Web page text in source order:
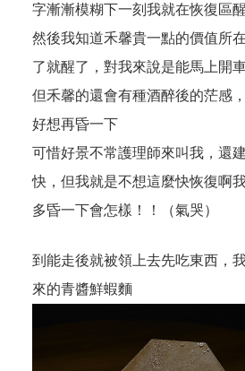
字漸漸模糊下一刻我就在恢復區
然後我知道禾馨貴一點的價值所
了就醒了，對我來說是能馬上開
但禾馨的還會有種酒醉後的茫感
好想再昏一下
可惜好景不常護理師來叫我，還
快，但我就是不想這麼快恢復啊
多昏一下會怎樣！！（氣哭）
到能走後就被領上去先吃東西，
來的青醬鮮蝦麵